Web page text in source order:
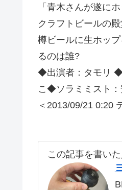
「青木さんが遂に
クラフトビールの
樽ビールに生ホッ
るのは誰?
◆出演者：タモリ ◆
こ◆ソラミミスト
＜2013/09/21 0:20
この記事を書いた